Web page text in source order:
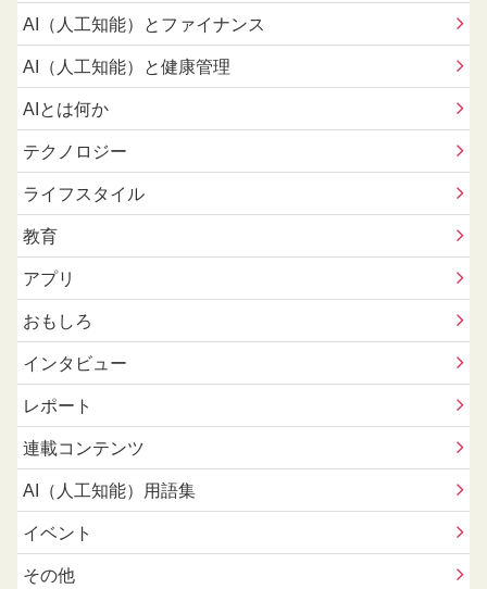
AI（人工知能）とファイナンス
AI（人工知能）と健康管理
AIとは何か
テクノロジー
ライフスタイル
教育
アプリ
おもしろ
インタビュー
レポート
連載コンテンツ
AI（人工知能）用語集
イベント
その他